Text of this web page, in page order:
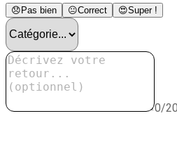
😞 Pas bien 😐Correct 😍Super !
0/